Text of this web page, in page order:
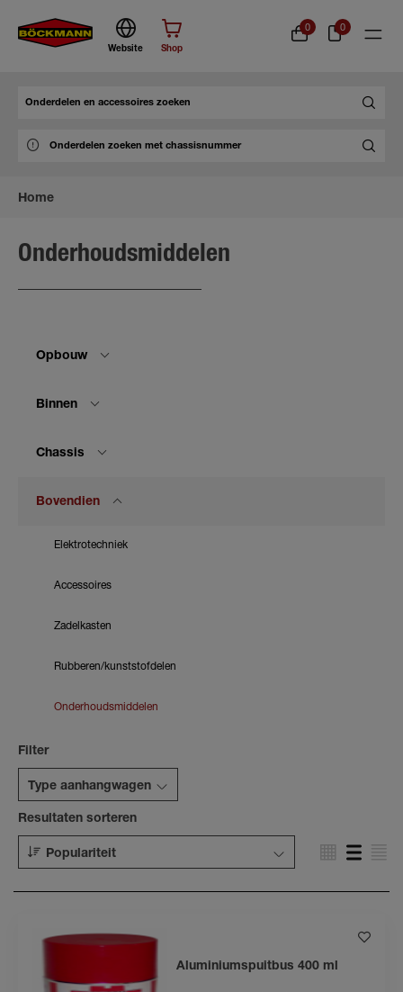
Website Shop
0 0
Home
Onderhoudsmiddelen
Opbouw
Binnen
Chassis
Bovendien
Elektrotechniek
Accessoires
Zadelkasten
Rubberen/kunststofdelen
Onderhoudsmiddelen
Filter
Type aanhangwagen
Resultaten sorteren
Populariteit
Aluminiumspuitbus 400 ml